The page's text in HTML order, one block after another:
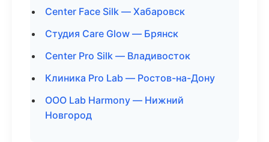
Center Face Silk — Хабаровск
Студия Care Glow — Брянск
Center Pro Silk — Владивосток
Клиника Pro Lab — Ростов-на-Дону
ООО Lab Harmony — Нижний
Новгород